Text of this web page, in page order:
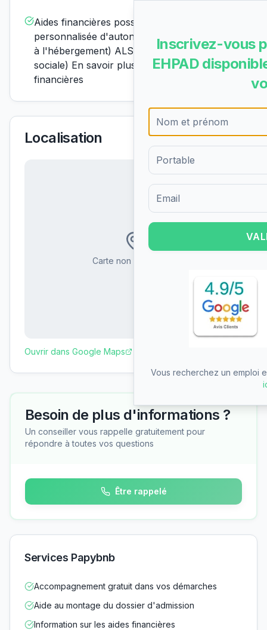
Aides financières possiblesAPA (allocation
personnalisée d'autonomie) ASH (aide sociale
à l'hébergement) ALS (allocation de logement
sociale) En savoir plus sur les aides
financières
Localisation
Carte non disponible
Ouvrir dans Google Maps
Besoin de plus d'informations ?
Un conseiller vous rappelle gratuitement pour
répondre à toutes vos questions
Être rappelé
Services Papybnb
Accompagnement gratuit dans vos démarches
Aide au montage du dossier d'admission
Information sur les aides financières
Inscrivez-vous
EHPAD
Formulaire d'inscription pour
Vous recherchez un emploi